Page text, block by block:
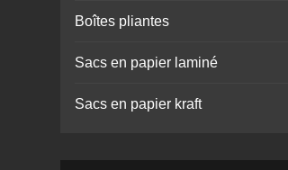
Boîtes pliantes
Sacs en papier laminé
Sacs en papier kraft